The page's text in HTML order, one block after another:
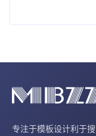
专注于模板设计利于